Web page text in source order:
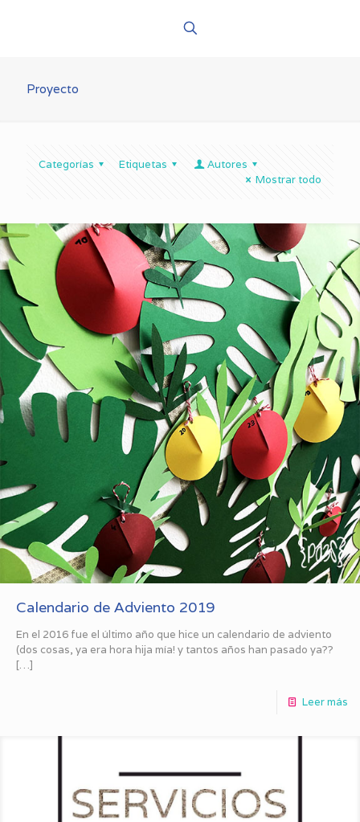
Proyecto
Categorías Etiquetas
Autores
Mostrar todo
Calendario de Adviento 2019
En el 2016 fue el último año que hice un calendario de adviento
(dos cosas, ya era hora hija mía! y tantos años han pasado ya??
[…]
Leer más